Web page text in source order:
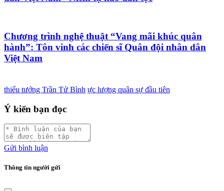
Chương trình nghệ thuật “Vang mãi khúc quân
hành”: Tôn vinh các chiến sĩ Quân đội nhân dân
Việt Nam
thiếu tướng Trần Tử Bình ực lượng quân sự đầu tiên
Ý kiến bạn đọc
Gửi bình luận
Thông tin người gửi